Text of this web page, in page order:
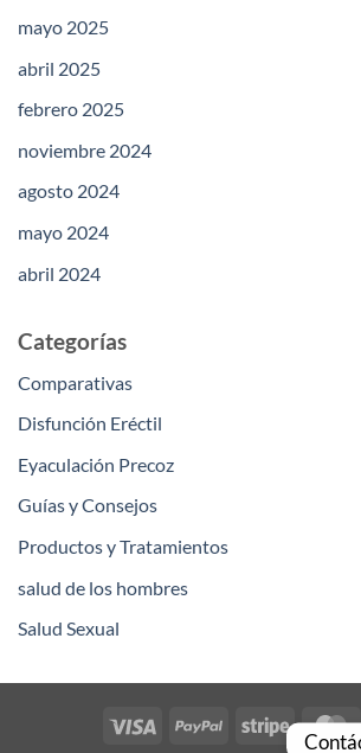
mayo 2025
abril 2025
febrero 2025
noviembre 2024
agosto 2024
mayo 2024
abril 2024
Categorías
Comparativas
Disfunción Eréctil
Eyaculación Precoz
Guías y Consejos
Productos y Tratamientos
salud de los hombres
Salud Sexual
Visa PayPal Stripe